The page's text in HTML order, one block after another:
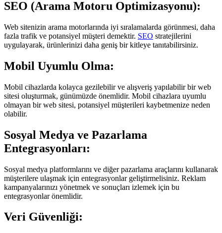
SEO (Arama Motoru Optimizasyonu):
Web sitenizin arama motorlarında iyi sıralamalarda görünmesi, daha
fazla trafik ve potansiyel müşteri demektir. SEO stratejilerini
uygulayarak, ürünlerinizi daha geniş bir kitleye tanıtabilirsiniz.
Mobil Uyumlu Olma:
Mobil cihazlarda kolayca gezilebilir ve alışveriş yapılabilir bir web
sitesi oluşturmak, günümüzde önemlidir. Mobil cihazlara uyumlu
olmayan bir web sitesi, potansiyel müşterileri kaybetmenize neden
olabilir.
Sosyal Medya ve Pazarlama
Entegrasyonları:
Sosyal medya platformlarını ve diğer pazarlama araçlarını kullanarak
müşterilere ulaşmak için entegrasyonlar geliştirmelisiniz. Reklam
kampanyalarınızı yönetmek ve sonuçları izlemek için bu
entegrasyonlar önemlidir.
Veri Güvenliği: